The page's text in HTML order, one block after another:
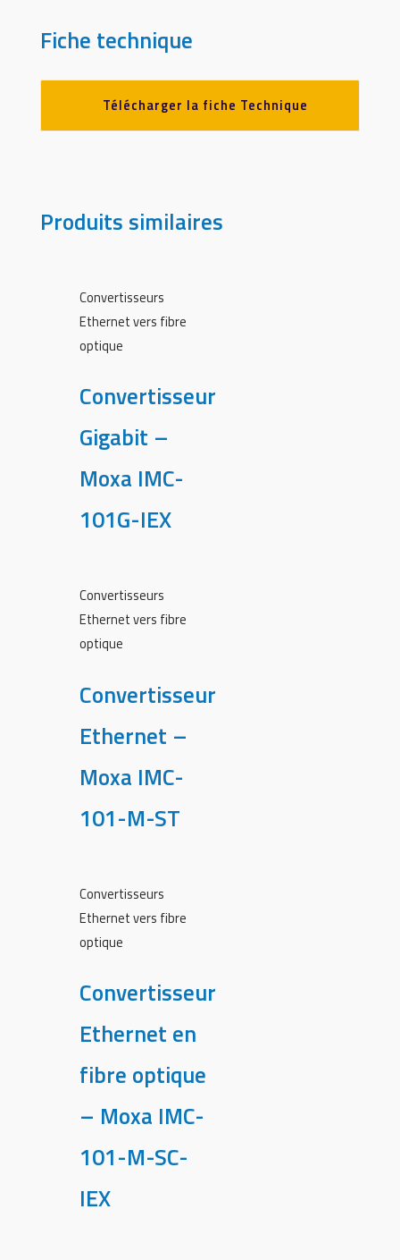
Fiche technique
Télécharger la fiche Technique
Produits similaires
Convertisseurs
Ethernet vers fibre
optique
Convertisseur
Gigabit –
Moxa IMC-
101G-IEX
Convertisseurs
Ethernet vers fibre
optique
Convertisseur
Ethernet –
Moxa IMC-
101-M-ST
Convertisseurs
Ethernet vers fibre
optique
Convertisseur
Ethernet en
fibre optique
– Moxa IMC-
101-M-SC-
IEX